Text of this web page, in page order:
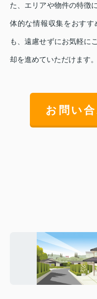
た、エリアや物件の特徴
体的な情報収集をおす
も、遠慮せずにお気軽に
却を進めていただけます。
お問い